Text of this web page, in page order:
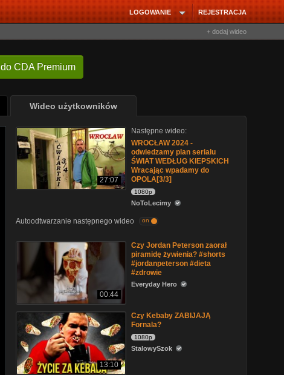
REJESTRACJA
LOGOWANIE
+ dodaj wideo
do CDA Premium
Wideo użytkowników
27:07
Następne wideo:
WROCŁAW 2024 -
odwiedzamy plan serialu
ŚWIAT WEDŁUG KIEPSKICH
Wracając wpadamy do
OPOLA[3/3]
1080p
NoToLecimy
Autoodtwarzanie następnego wideo on
00:44
Czy Jordan Peterson zaorał
piramidę żywienia? #shorts
#jordanpeterson #dieta
#zdrowie
Everyday Hero
13:10
Czy Kebaby ZABIJAJĄ
Fornala?
1080p
StalowySzok